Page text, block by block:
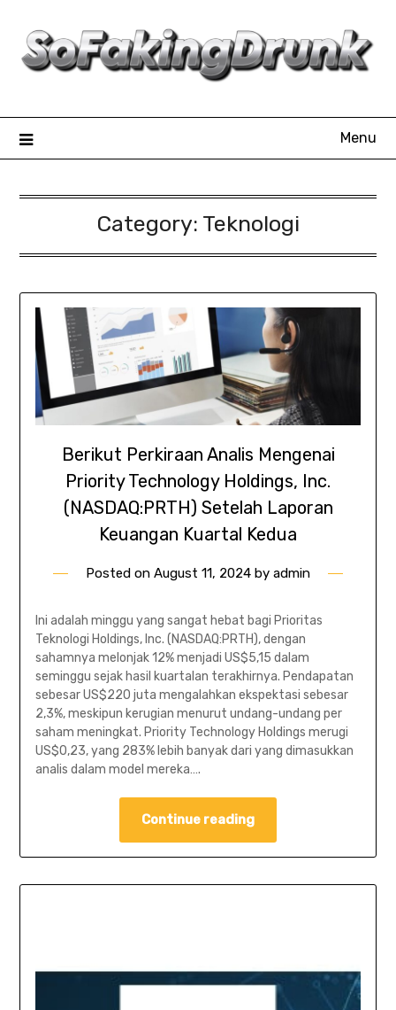
content
Menu
Category: Teknologi
Berikut Perkiraan Analis Mengenai
Priority Technology Holdings, Inc.
(NASDAQ:PRTH) Setelah Laporan
Keuangan Kuartal Kedua
Posted on August 11, 2024 by admin
Ini adalah minggu yang sangat hebat bagi Prioritas
Teknologi Holdings, Inc. (NASDAQ:PRTH), dengan
sahamnya melonjak 12% menjadi US$5,15 dalam
seminggu sejak hasil kuartalan terakhirnya. Pendapatan
sebesar US$220 juta mengalahkan ekspektasi sebesar
2,3%, meskipun kerugian menurut undang-undang per
saham meningkat. Priority Technology Holdings merugi
US$0,23, yang 283% lebih banyak dari yang dimasukkan
analis dalam model mereka….
Continue reading